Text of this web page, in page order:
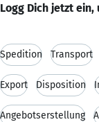
Logg Dich jetzt ein,
Spedition Transport
Export Disposition
Angebotserstellung